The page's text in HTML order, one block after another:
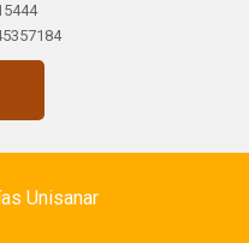
Unisanar